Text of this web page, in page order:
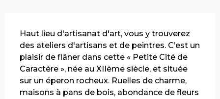
Haut lieu d'artisanat d'art, vous y trouverez
des ateliers d'artisans et de peintres. C’est un
plaisir de flâner dans cette « Petite Cité de
Caractère », née au XIIème siècle, et située
sur un éperon rocheux. Ruelles de charme,
maisons à pans de bois, abondance de fleurs